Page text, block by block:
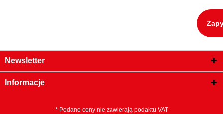
Newsletter
Informacje
* Podane ceny nie zawierają podaktu VAT